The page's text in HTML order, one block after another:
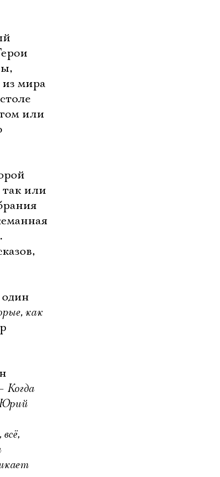
мира
или
или
как
Когда
Юрий